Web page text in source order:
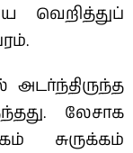
வெறித்துப்
லேசாக‌
சுருக்கம்